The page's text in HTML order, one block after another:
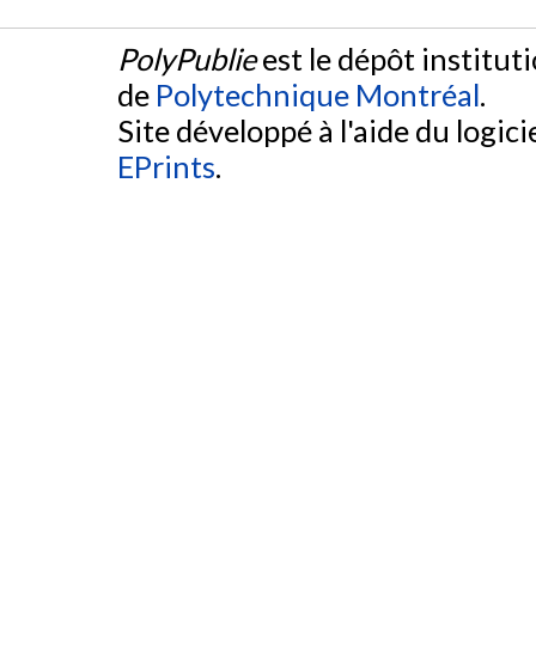
PolyPublieest le dépôt
de Polytechnique Montréal.
Site développé à l'aide du
EPrints.